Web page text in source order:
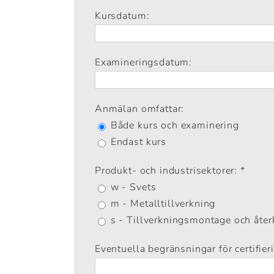
Kursdatum:
Examineringsdatum:
Anmälan omfattar:
Både kurs och examinering
Endast kurs
Produkt- och industrisektorer: *
w - Svets
m - Metalltillverkning
s - Tillverkningsmontage och
Eventuella begränsningar för